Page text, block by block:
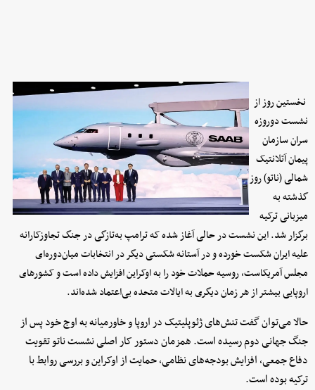
نخستین روز از
نشست دوروزه
سران سازمان
پیمان آتلانتیک
شمالی (ناتو) روز
گذشته به
میزبانی ترکیه
برگزار شد. این نشست در حالی آغاز شده که ترامپ به‌تازگی در جنگ تجاوزکارانه
علیه ایران شکست خورده و در آستانه شکستی دیگر در انتخابات میان‌دوره‌ای
مجلس آمریکاست، روسیه حملات خود را به اوکراین افزایش داده است و کشورهای
اروپایی بیشتر از هر زمان دیگری به ایالات متحده بی‌اعتماد شده‌اند.
حالا می‌توان گفت تنش‌های ژئوپلیتیک در اروپا و خاورمیانه به اوج خود پس از
جنگ جهانی دوم رسیده است. همزمان دستور کار اصلی نشست ناتو تقویت
دفاع جمعی، افزایش بودجه‌های نظامی، حمایت از اوکراین و بررسی روابط با
ترکیه بوده است.